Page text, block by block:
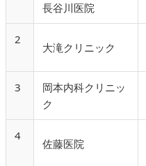
長谷川医院
2
大滝クリニック
3
岡本内科クリニッ
ク
4
佐藤医院